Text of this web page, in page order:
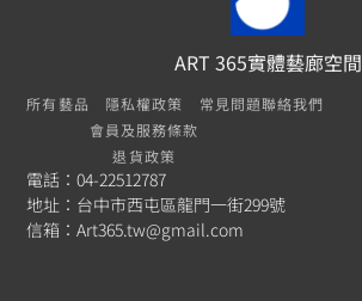
ART 365實體藝廊空間
所有藝品
隱私權政策
會員及服務條款
退貨政策
常見問題聯絡我們
電話：04-22512787
地址：台中市西屯區龍門一街299號
信箱：Art365.tw@gmail.com